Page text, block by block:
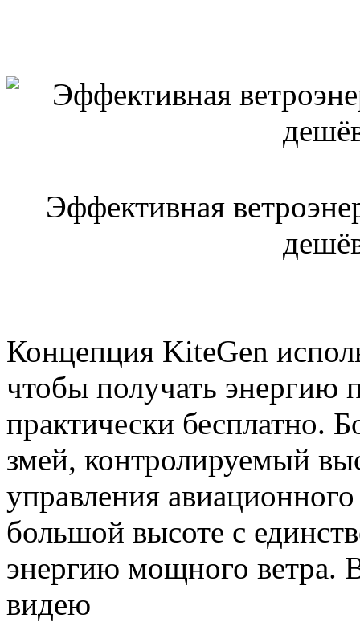
Эффективная
Концепция KiteGen
чтобы получать энергию
практически бесплатно.
змей, контролируемый
управления
большой высоте с
энергию мощного ветра.
видею